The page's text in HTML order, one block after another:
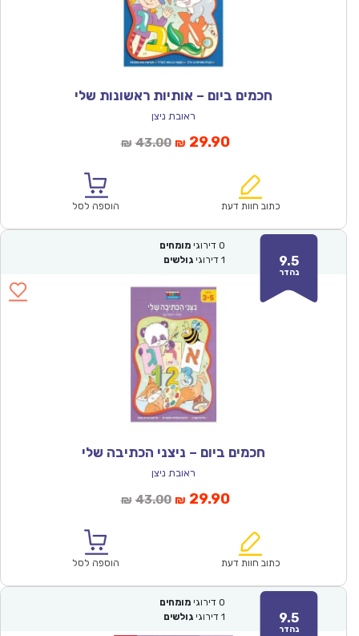
חכמים ביום – אותיות ראשונות שלי
ראובת ניצן
₪ 43.00המחיר
₪43.00.
₪ 29.90המחיר
הוא:
כתוב חוות דעת הוספה לסל
9.5
נהדר
0 דירוגי מומחים
1 דירוגי גולשים
חכמים ביום – ניצני הכתיבה שלי
ראובת ניצן
₪ 43.00המחיר
₪43.00.
₪ 29.90המחיר
הוא:
כתוב חוות דעת הוספה לסל
9.5
נהדר
0 דירוגי מומחים
1 דירוגי גולשים